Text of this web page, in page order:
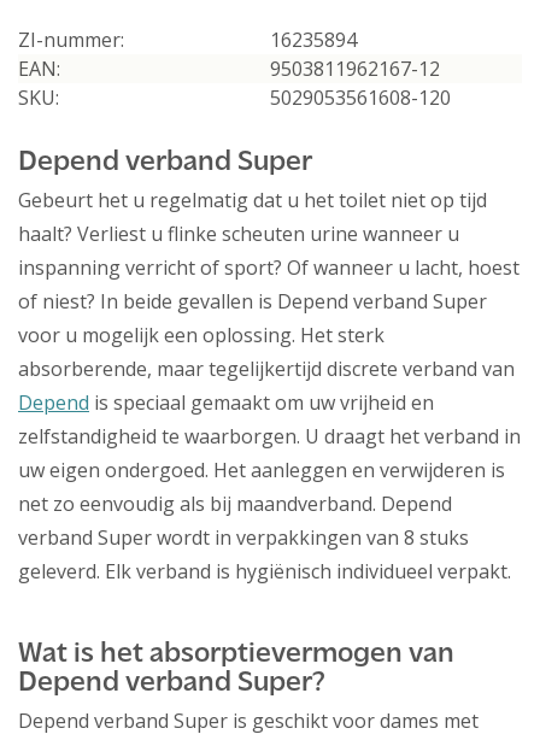
ZI-nummer:
16235894
EAN:
9503811962167-12
SKU:
5029053561608-120
Depend verband Super
Gebeurt het u regelmatig dat u het toilet niet op tijd
haalt? Verliest u flinke scheuten urine wanneer u
inspanning verricht of sport? Of wanneer u lacht, hoest
of niest? In beide gevallen is Depend verband Super
voor u mogelijk een oplossing. Het sterk
absorberende, maar tegelijkertijd discrete verband van
Depend is speciaal gemaakt om uw vrijheid en
zelfstandigheid te waarborgen. U draagt het verband in
uw eigen ondergoed. Het aanleggen en verwijderen is
net zo eenvoudig als bij maandverband. Depend
verband Super wordt in verpakkingen van 8 stuks
geleverd. Elk verband is hygiënisch individueel verpakt.
Wat is het absorptievermogen van
Depend verband Super?
Depend verband Super is geschikt voor dames met